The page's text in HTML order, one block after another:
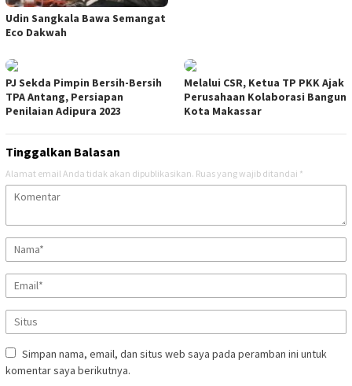
Udin Sangkala Bawa Semangat
Eco Dakwah
PJ Sekda Pimpin Bersih-Bersih
TPA Antang, Persiapan
Penilaian Adipura 2023
Melalui CSR, Ketua TP PKK Ajak
Perusahaan Kolaborasi Bangun
Kota Makassar
Tinggalkan Balasan
Alamat email Anda tidak akan dipublikasikan. Ruas yang wajib ditandai *
Simpan nama, email, dan situs web saya pada peramban ini untuk
komentar saya berikutnya.